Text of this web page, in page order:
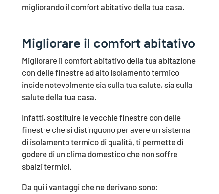
migliorando il comfort abitativo della tua casa.
Migliorare il comfort abitativo
Migliorare il comfort abitativo della tua abitazione
con delle finestre ad alto isolamento termico
incide notevolmente sia sulla tua salute, sia sulla
salute della tua casa.
Infatti, sostituire le vecchie finestre con delle
finestre che si distinguono per avere un sistema
di isolamento termico di qualità, ti permette di
godere di un clima domestico che non soffre
sbalzi termici.
Da qui i vantaggi che ne derivano sono: